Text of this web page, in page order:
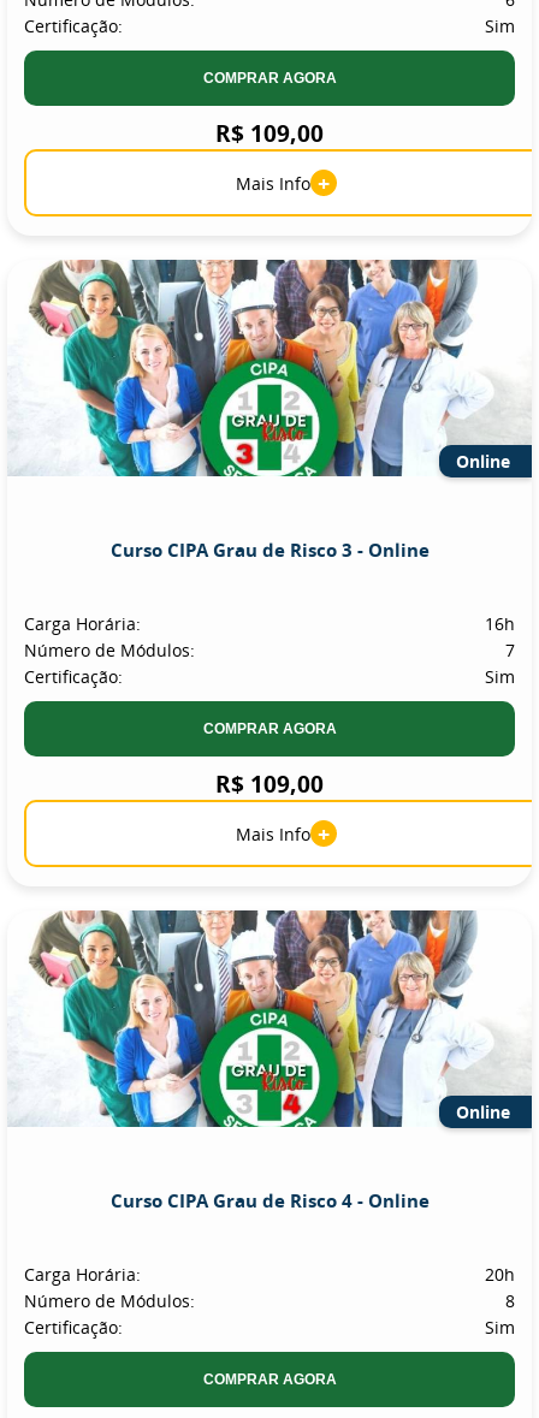
Certificação:
Sim
COMPRAR AGORA
R$ 109,00
Mais Info +
Online
Curso CIPA Grau de Risco 3 - Online
Carga Horária:
16h
Número de Módulos:
7
Certificação:
Sim
COMPRAR AGORA
R$ 109,00
Mais Info +
Online
Curso CIPA Grau de Risco 4 - Online
Carga Horária:
20h
Número de Módulos:
8
Certificação:
Sim
COMPRAR AGORA